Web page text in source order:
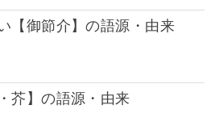
【御節介】の語源・由来
芥】の語源・由来